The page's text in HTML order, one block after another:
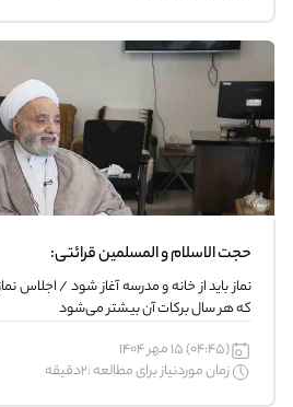
حجت الاسلام و المسلمین قرائتی:
نماز باید از خانه و مدرسه آغاز شود / اجلاس
که هر سال برکات آن بیشتر می‌شود
(04:45) 15 مهر 1404
زمان موردنیاز برای مطالعه :2دقیقه